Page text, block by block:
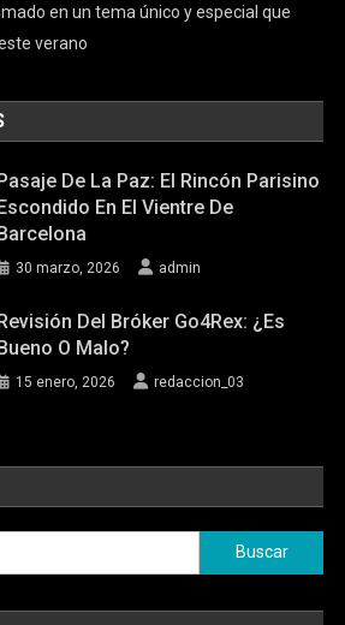
en un tema único y especial que
verano
Pasaje De La Paz: El Rincón Parisino
Escondido En El Vientre De
Barcelona
30 marzo, 2026 admin
Revisión Del Bróker Go4Rex: ¿Es
Bueno O Malo?
15 enero, 2026 redaccion_03
Buscar: